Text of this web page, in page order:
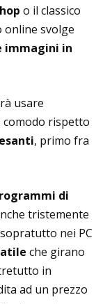
o il classico
online svolge
immagini in
usare
rispetto
, primo fra
di
tristemente
nei PC
che girano
in
ad un prezzo